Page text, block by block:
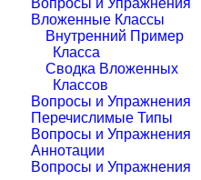
Вопросы и Упражнения
Вложенные Классы
Внутренний Пример
Класса
Сводка Вложенных
Классов
Вопросы и Упражнения
Перечислимые Типы
Вопросы и Упражнения
Аннотации
Вопросы и Упражнения